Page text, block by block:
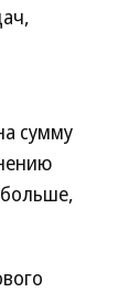
сумму